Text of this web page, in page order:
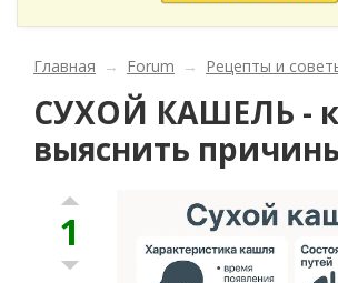
Главная → Forum → Рецепты и
СУХОЙ КАШЕЛЬ -
выяснить
1